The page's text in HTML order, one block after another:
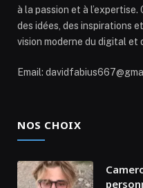
à la passion et à
des idées, des inspirations
vision moderne du digital et
Email:
NOS CHOIX